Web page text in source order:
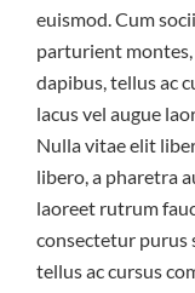
euismod. Cum
parturient montes,
dapibus, tellus ac
lacus vel augue
Nulla vitae elit
libero, a pharetra
laoreet rutrum
consectetur purus
tellus ac cursus